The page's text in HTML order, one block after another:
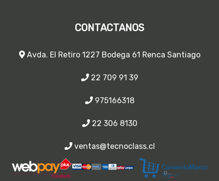
CONTACTANOS
Avda. El Retiro 1227 Bodega 61 Renca Santiago
22 709 91 39
975166318
22 306 8130
ventas@tecnoclass.cl